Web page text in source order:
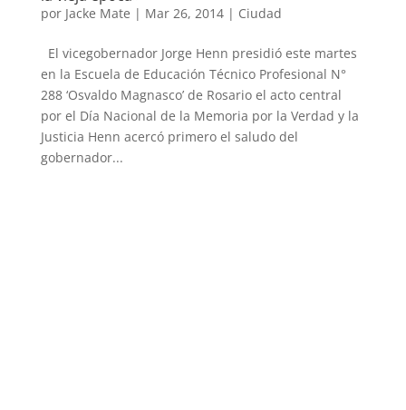
por Jacke Mate | Mar 26, 2014| Ciudad
El vicegobernador Jorge Henn presidió este martes
en la Escuela de Educación Técnico Profesional N°
288 ‘Osvaldo Magnasco’ de Rosario el acto central
por el Día Nacional de la Memoria por la Verdad y la
Justicia Henn acercó primero el saludo del
gobernador...